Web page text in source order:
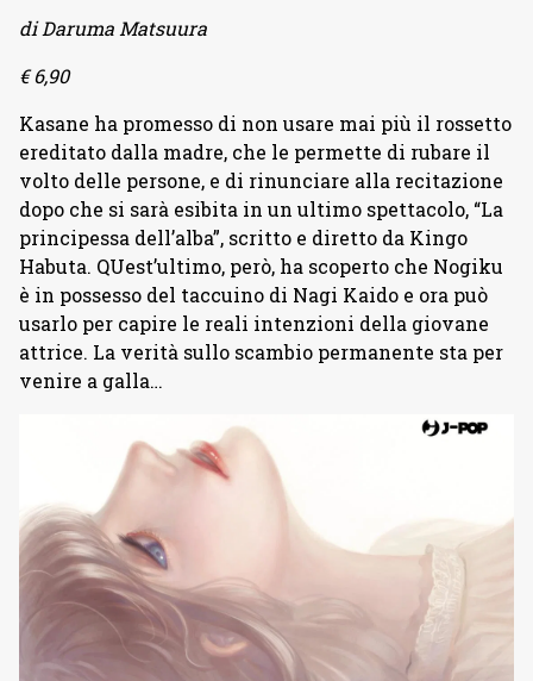
di Daruma Matsuura
€ 6,90
Kasane ha promesso di non usare mai più il rossetto
ereditato dalla madre, che le permette di rubare il
volto delle persone, e di rinunciare alla recitazione
dopo che si sarà esibita in un ultimo spettacolo, “La
principessa dell’alba”, scritto e diretto da Kingo
Habuta. QUest’ultimo, però, ha scoperto che Nogiku
è in possesso del taccuino di Nagi Kaido e ora può
usarlo per capire le reali intenzioni della giovane
attrice. La verità sullo scambio permanente sta per
venire a galla…